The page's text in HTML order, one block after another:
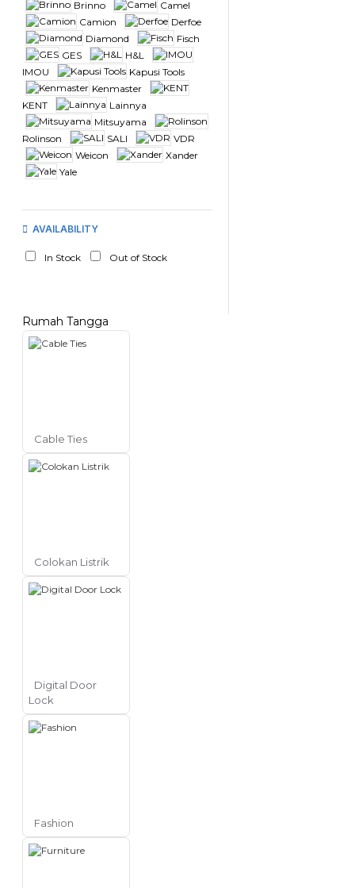
Brinno
Camel
Camion
Derfoe
Diamond
Fisch
GES
H&L
IMOU
Kapusi Tools
Kenmaster
KENT
Lainnya
Mitsuyama
Rolinson
SALI
VDR
Weicon
Xander
Yale
AVAILABILITY
In Stock Out of Stock
Rumah Tangga
Cable Ties
Colokan Listrik
Digital Door
Lock
Fashion